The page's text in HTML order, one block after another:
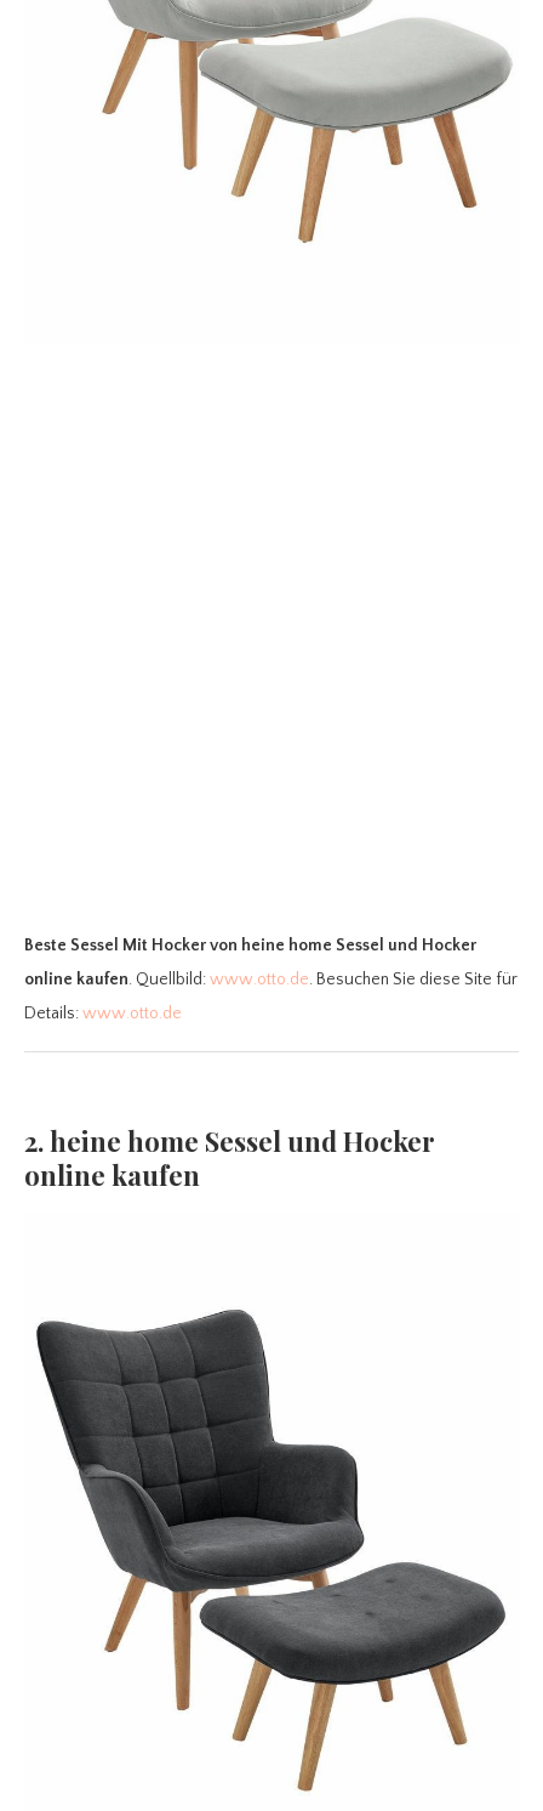
Beste Sessel Mit Hockervon heine home Sessel und Hocker
online kaufen. Quellbild:www.otto.de. Besuchen Sie diese Site für
Details:www.otto.de
2. heine home Sessel und Hocker
online kaufen